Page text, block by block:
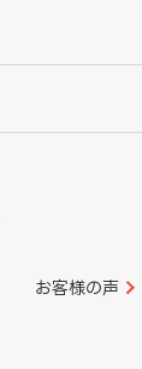
愛媛県
宮崎県
お客様の声